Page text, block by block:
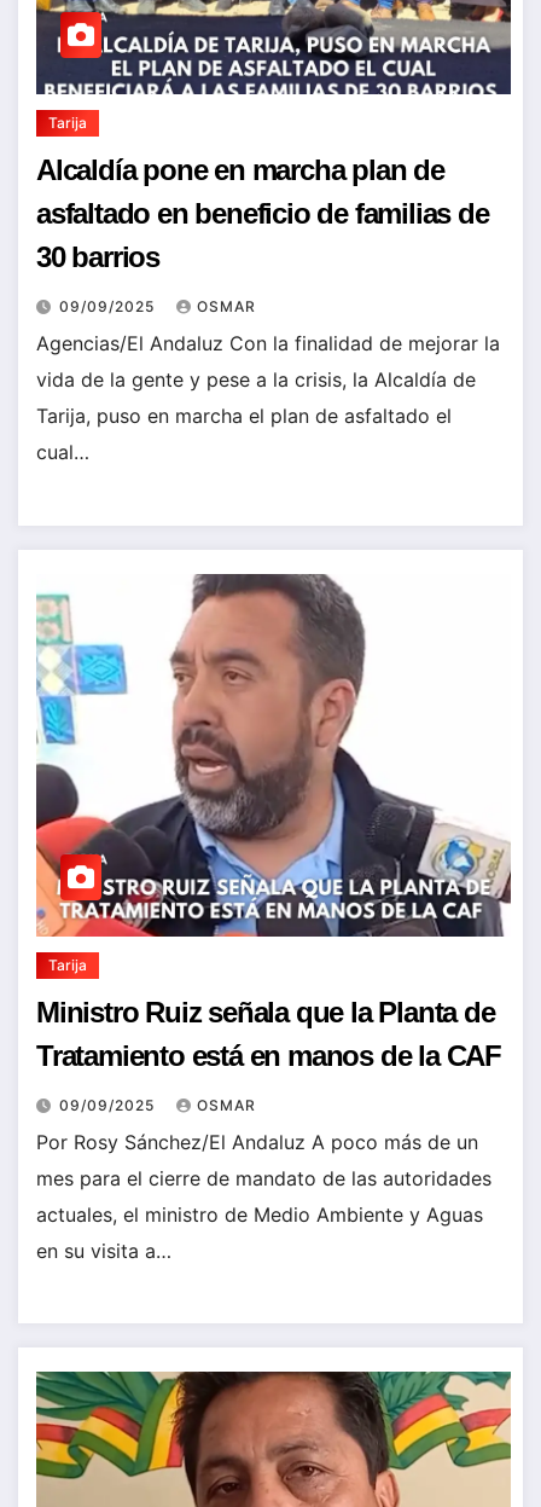
Tarija
Alcaldía pone en marcha plan de
asfaltado en beneficio de familias de
30 barrios
09/09/2025 OSMAR
Agencias/El Andaluz Con la finalidad de mejorar la
vida de la gente y pese a la crisis, la Alcaldía de
Tarija, puso en marcha el plan de asfaltado el
cual…
Tarija
Ministro Ruiz señala que la Planta de
Tratamiento está en manos de la CAF
09/09/2025 OSMAR
Por Rosy Sánchez/El Andaluz A poco más de un
mes para el cierre de mandato de las autoridades
actuales, el ministro de Medio Ambiente y Aguas
en su visita a…